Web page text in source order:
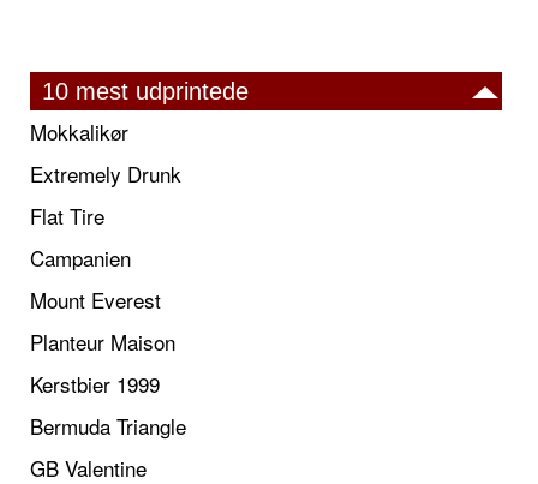
10 mest udprintede
Mokkalikør
Extremely Drunk
Flat Tire
Campanien
Mount Everest
Planteur Maison
Kerstbier 1999
Bermuda Triangle
GB Valentine